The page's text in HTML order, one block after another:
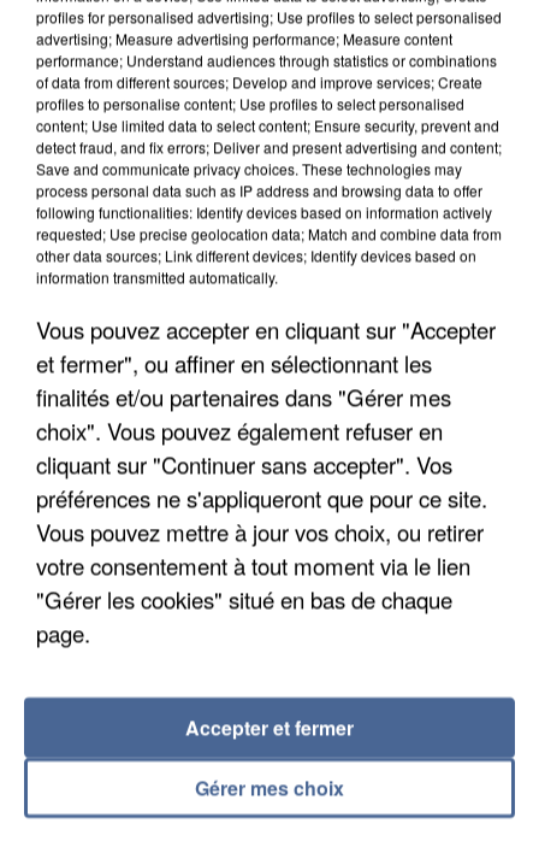
DE SOLIDARITÉ AVEC LES...
APRÈS TOUTES CES CANICULES, LES REFUGES
DE FAUNE SAUVAGE SONT...
profiles for personalised advertising; Use profiles to select personalised
advertising; Measure advertising performance; Measure content
performance; Understand audiences through statistics or combinations
of data from different sources; Develop and improve services; Create
profiles to personalise content; Use profiles to select personalised
content; Use limited data to select content; Ensure security, prevent and
detect fraud, and fix errors; Deliver and present advertising and content;
Save and communicate privacy choices. These technologies may
process personal data such as IP address and browsing data to offer
following functionalities: Identify devices based on information actively
requested; Use precise geolocation data; Match and combine data from
other data sources; Link different devices; Identify devices based on
information transmitted automatically.
Vous pouvez accepter en cliquant sur "Accepter
et fermer", ou affiner en sélectionnant les
finalités et/ou partenaires dans "Gérer mes
choix". Vous pouvez également refuser en
cliquant sur "Continuer sans accepter". Vos
préférences ne s'appliqueront que pour ce site.
Vous pouvez mettre à jour vos choix, ou retirer
votre consentement à tout moment via le lien
"Gérer les cookies" situé en bas de chaque
page.
Gérer mes choix
Accepter et fermer